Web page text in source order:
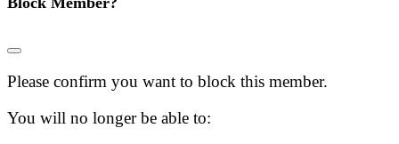
Please confirm you want to block this member.
You will no longer be able to: